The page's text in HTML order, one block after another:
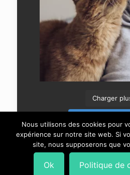
Charger
Nous utilisons des cookies pour
expérience sur notre site web. Si
site, nous supposerons que
Ok Politique de